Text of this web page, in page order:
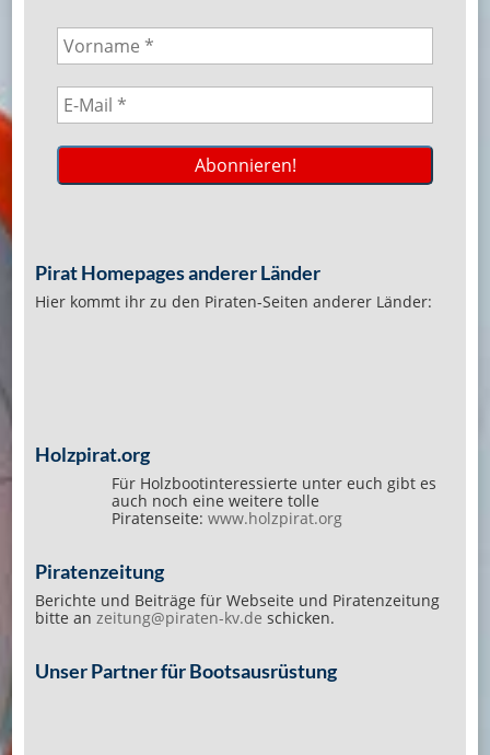
Pirat Homepages anderer Länder
Hier kommt ihr zu den Piraten-Seiten anderer Länder:
Holzpirat.org
Für Holzbootinteressierte unter euch gibt es
auch noch eine weitere tolle
Piratenseite: www.holzpirat.org
Piratenzeitung
Berichte und Beiträge für Webseite und Piratenzeitung
bitte an zeitung@piraten-kv.de schicken.
Unser Partner für Bootsausrüstung